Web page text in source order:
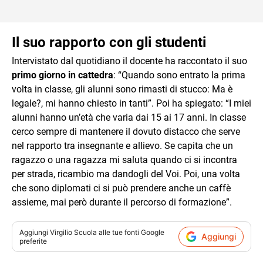
Il suo rapporto con gli studenti
Intervistato dal quotidiano il docente ha raccontato il suo
primo giorno in cattedra: “Quando sono entrato la prima
volta in classe, gli alunni sono rimasti di stucco: Ma è
legale?, mi hanno chiesto in tanti”. Poi ha spiegato: “I miei
alunni hanno un’età che varia dai 15 ai 17 anni. In classe
cerco sempre di mantenere il dovuto distacco che serve
nel rapporto tra insegnante e allievo. Se capita che un
ragazzo o una ragazza mi saluta quando ci si incontra
per strada, ricambio ma dandogli del Voi. Poi, una volta
che sono diplomati ci si può prendere anche un caffè
assieme, mai però durante il percorso di formazione”.
Aggiungi Virgilio Scuola alle tue fonti Google
preferite
Aggiungi